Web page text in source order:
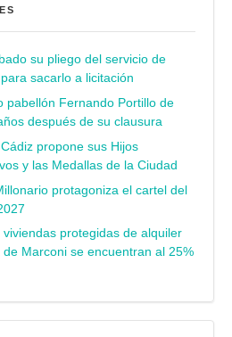
su pliego del servicio de
sacarlo a licitación
pabellón Fernando Portillo de
después de su clausura
propone sus Hijos
y las Medallas de la Ciudad
protagoniza el cartel del
protegidas de alquiler
de Marconi se encuentran al 25%